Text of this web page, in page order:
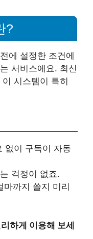
?
에 설정한 조건에
서비스에요. 최신
시스템이 특히
없이 구독이 자동
걱정이 없죠.
마까지 쓸지 미리
하게 이용해 보세